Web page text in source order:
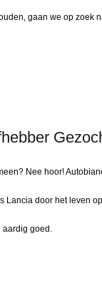
gaan we op zoek
Nee hoor!
Lancia door het leven
aardig goed.